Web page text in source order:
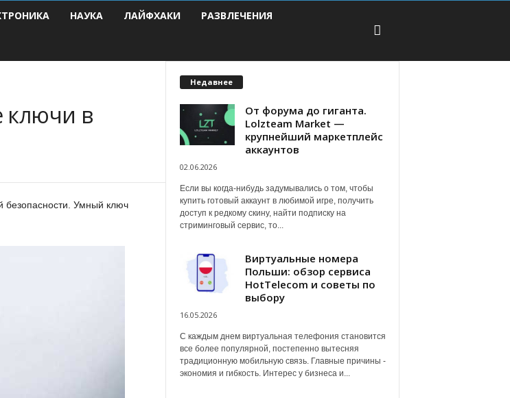
НАУКА ЛАЙФХАКИ РАЗВЛЕЧЕНИЯ
ключи в
Умный ключ
Недавнее
От форума до гиганта.
Lolzteam Market —
крупнейший маркетплейс
аккаунтов
02.06.2026
Если вы когда-нибудь задумывались о том, чтобы
купить готовый аккаунт в любимой игре, получить
доступ к редкому скину, найти подписку на
стриминговый сервис, то...
Виртуальные номера
Польши: обзор сервиса
HotTelecom и советы по
выбору
16.05.2026
С каждым днем виртуальная телефония становится
все более популярной, постепенно вытесняя
традиционную мобильную связь. Главные причины -
экономия и гибкость. Интерес у бизнеса и...